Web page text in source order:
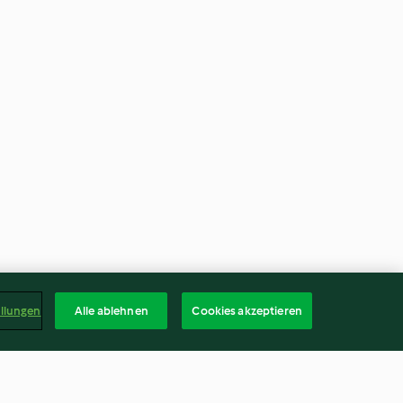
Alle ablehnen Cookies akzeptieren